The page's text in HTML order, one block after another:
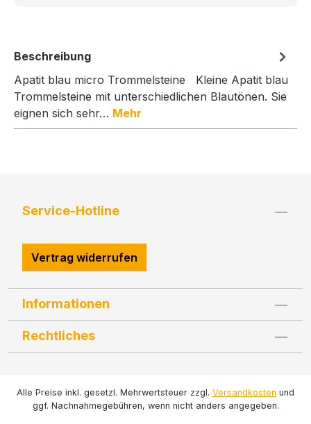
Beschreibung
Apatit blau micro Trommelsteine Kleine Apatit blau
Trommelsteine mit unterschiedlichen Blautönen. Sie
eignen sich sehr… Mehr
Service-Hotline
Vertrag widerrufen
Informationen
Rechtliches
Alle Preise inkl. gesetzl. Mehrwertsteuer zzgl. Versandkosten und
ggf. Nachnahmegebühren, wenn nicht anders angegeben.